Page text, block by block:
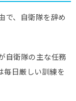
で、自衛隊を辞め
自衛隊の主な任務
毎日厳しい訓練を